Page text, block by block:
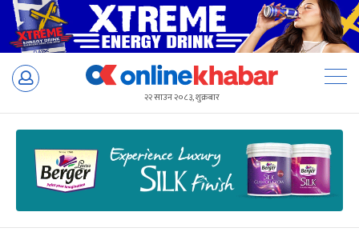
Skip
२२ साउन २०८३, शुक्रबार